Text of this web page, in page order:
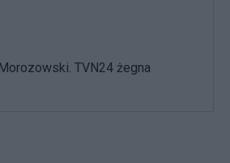
TVN24 żegna